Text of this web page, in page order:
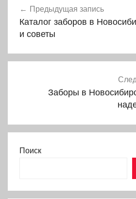
по
записям
Предыдущая запись
Каталог заборов в
и советы
Заборы в
Поиск